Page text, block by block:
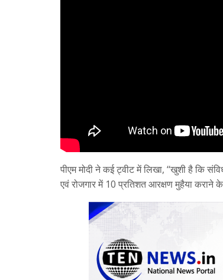
पीएम मोदी ने कई ट्वीट में लिखा, ‘‘खुशी है कि
एवं रोजगार में 10 प्रतिशत आरक्षण मुहैया